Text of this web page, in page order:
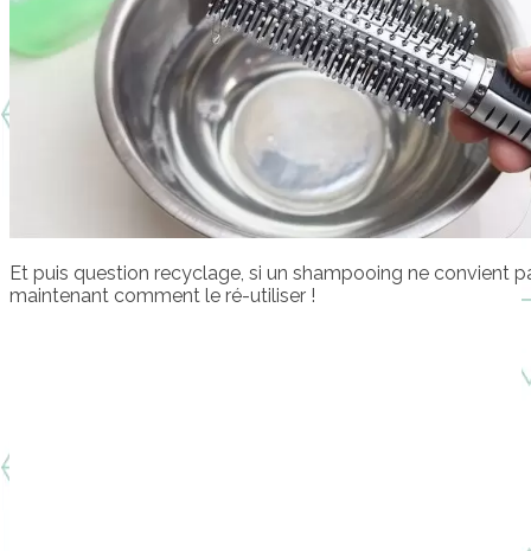
Et puis question recyclage, si un shampooing ne convient
maintenant comment le ré-utiliser !